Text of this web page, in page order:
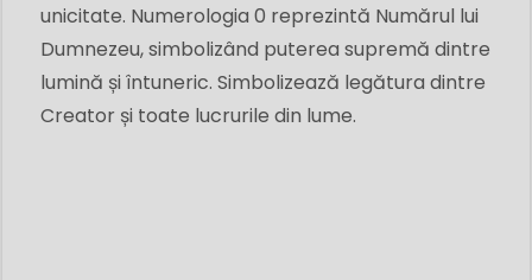
unicitate. Numerologia 0 reprezintă Numărul lui
Dumnezeu, simbolizând puterea supremă dintre
lumină și întuneric. Simbolizează legătura dintre
Creator și toate lucrurile din lume.